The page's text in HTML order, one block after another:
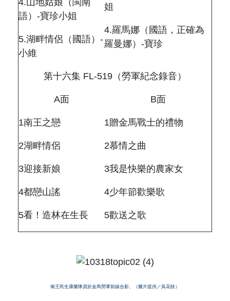
語） -寶珍小姐
5.湖畔情侶（國語） -
小維
姐
4.羅馬娜（國語，正確為
羅曼娜） -寶珍
第十六集 FL-519 （勞軍紀念錄音）
A面 B面
1南王之戀
2湖畔情侶
3迎接新娘
4都戀山謠
5看！造林在生長
1贈金馬戰士的禮物
2慕情之曲
3我是快樂的農家女
4少年節歡樂歌
5歡送之歌
南王民生康樂隊員於金馬勞軍前線合影。（圖片提供／吳花枝）